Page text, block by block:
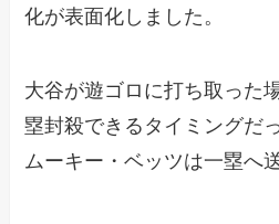
化が表面化しました。
大谷が遊ゴロに打ち取った
塁封殺できるタイミングだ
ムーキー・ベッツは一塁へ送